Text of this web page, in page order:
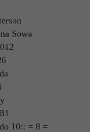
Sowa
10:: = 8 =